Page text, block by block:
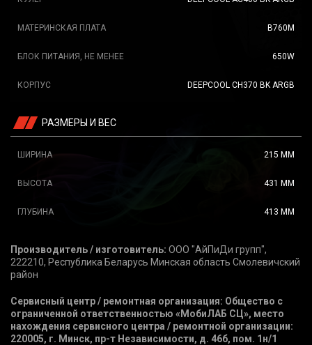
МАТЕРИНСКАЯ ПЛАТА B760M
БЛОК ПИТАНИЯ, НЕ МЕНЕЕ 650W
КОРПУС DEEPCOOL CH370 BK ARGB
РАЗМЕРЫ И ВЕС
ШИРИНА 215 ММ
ВЫСОТА 431 ММ
ГЛУБИНА 413 ММ
Производитель / изготовитель: ООО "АйПиДи групп",
222210, Республика Беларусь Минская область Смолевичский
район
Сервисный центр / ремонтная организация: Общество с
ограниченной ответственностью «МобиЛАБ СЦ», место
нахождения сервисного центра / ремонтной организации:
220005, г. Минск, пр-т Независимости, д. 46б, пом. 1н/1